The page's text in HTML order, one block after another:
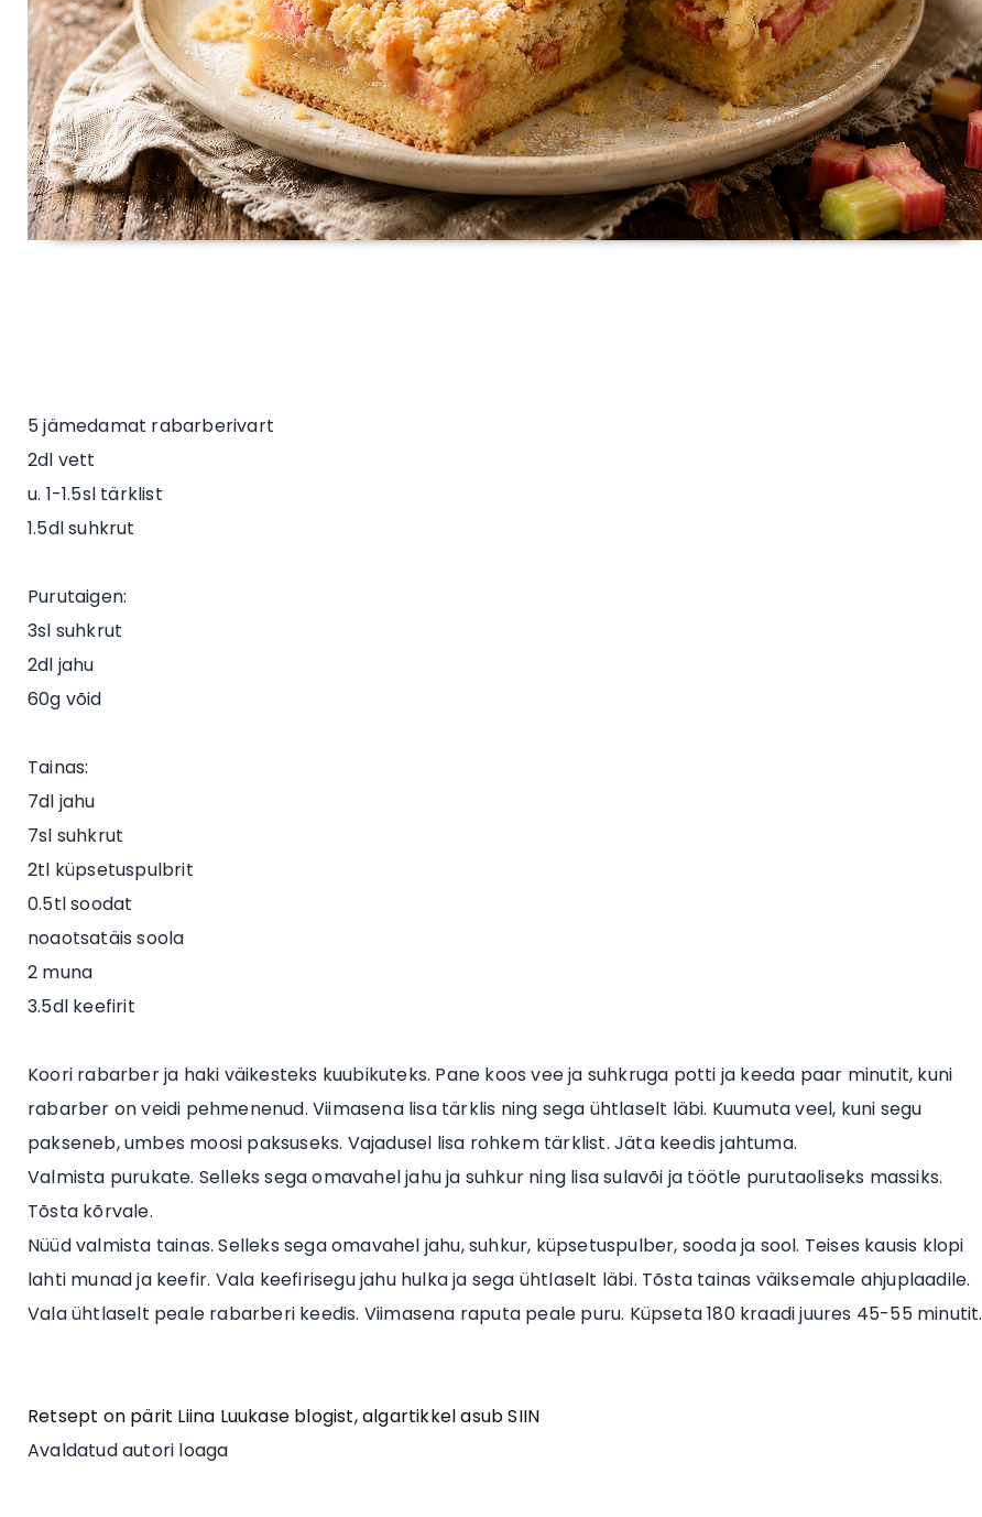
5 jämedamat rabarberivart
2dl vett
u. 1-1.5sl tärklist
1.5dl suhkrut
Purutaigen:
3sl suhkrut
2dl jahu
60g võid
Tainas:
7dl jahu
7sl suhkrut
2tl küpsetuspulbrit
0.5tl soodat
noaotsatäis soola
2 muna
3.5dl keefirit
Koori rabarber ja haki väikesteks kuubikuteks. Pane koos vee ja suhkruga potti ja keeda paar minutit, kuni
rabarber on veidi pehmenenud. Viimasena lisa tärklis ning sega ühtlaselt läbi. Kuumuta veel, kuni segu
pakseneb, umbes moosi paksuseks. Vajadusel lisa rohkem tärklist. Jäta keedis jahtuma.
Valmista purukate. Selleks sega omavahel jahu ja suhkur ning lisa sulavõi ja töötle purutaoliseks massiks.
Tõsta kõrvale.
Nüüd valmista tainas. Selleks sega omavahel jahu, suhkur, küpsetuspulber, sooda ja sool. Teises kausis klopi
lahti munad ja keefir. Vala keefirisegu jahu hulka ja sega ühtlaselt läbi. Tõsta tainas väiksemale ahjuplaadile.
Vala ühtlaselt peale rabarberi keedis. Viimasena raputa peale puru. Küpseta 180 kraadi juures 45-55 minutit.
Retsept on pärit Liina Luukase blogist, algartikkel asub SIIN
Avaldatud autori loaga